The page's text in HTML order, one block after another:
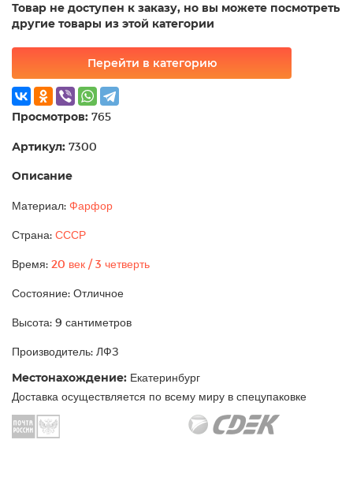
Товар не доступен к заказу, но вы можете посмотреть
другие товары из этой категории
Перейти в категорию
Просмотров: 765
Артикул: 7300
Описание
Материал: Фарфор
Страна: СССР
Время: 20 век / 3 четверть
Состояние: Отличное
Высота: 9 сантиметров
Производитель: ЛФЗ
Местонахождение: Екатеринбург
Доставка осуществляется по всему миру в спецупаковке